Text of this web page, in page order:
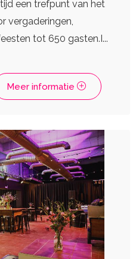
een trefpunt van het
vergaderingen,
tot 650 gasten.I...
Meer informatie